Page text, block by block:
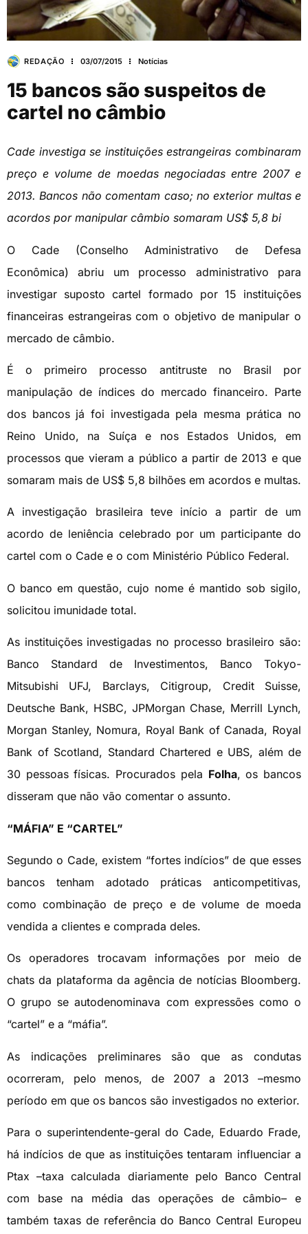
REDAÇÃO 03/07/2015 Notícias
15 bancos são suspeitos de
cartel no câmbio
Cade investiga se instituições estrangeiras combinaram
preço e volume de moedas negociadas entre 2007 e
2013. Bancos não comentam caso; no exterior multas e
acordos por manipular câmbio somaram US$ 5,8 bi
O Cade (Conselho Administrativo de Defesa
Econômica) abriu um processo administrativo para
investigar suposto cartel formado por 15 instituições
financeiras estrangeiras com o objetivo de manipular o
mercado de câmbio.
É o primeiro processo antitruste no Brasil por
manipulação de índices do mercado financeiro. Parte
dos bancos já foi investigada pela mesma prática no
Reino Unido, na Suíça e nos Estados Unidos, em
processos que vieram a público a partir de 2013 e que
somaram mais de US$ 5,8 bilhões em acordos e multas.
A investigação brasileira teve início a partir de um
acordo de leniência celebrado por um participante do
cartel com o Cade e o com Ministério Público Federal.
O banco em questão, cujo nome é mantido sob sigilo,
solicitou imunidade total.
As instituições investigadas no processo brasileiro são:
Banco Standard de Investimentos, Banco Tokyo-
Mitsubishi UFJ, Barclays, Citigroup, Credit Suisse,
Deutsche Bank, HSBC, JPMorgan Chase, Merrill Lynch,
Morgan Stanley, Nomura, Royal Bank of Canada, Royal
Bank of Scotland, Standard Chartered e UBS, além de
30 pessoas físicas. Procurados pela Folha, os bancos
disseram que não vão comentar o assunto.
“MÁFIA” E “CARTEL”
Segundo o Cade, existem “fortes indícios” de que esses
bancos tenham adotado práticas anticompetitivas,
como combinação de preço e de volume de moeda
vendida a clientes e comprada deles.
Os operadores trocavam informações por meio de
chats da plataforma da agência de notícias Bloomberg.
O grupo se autodenominava com expressões como o
“cartel” e a “máfia”.
As indicações preliminares são que as condutas
ocorreram, pelo menos, de 2007 a 2013 –mesmo
período em que os bancos são investigados no exterior.
Para o superintendente-geral do Cade, Eduardo Frade,
há indícios de que as instituições tentaram influenciar a
Ptax –taxa calculada diariamente pelo Banco Central
com base na média das operações de câmbio– e
também taxas de referência do Banco Central Europeu